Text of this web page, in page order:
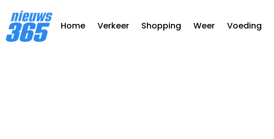
Home Verkeer Shopping Weer Voeding